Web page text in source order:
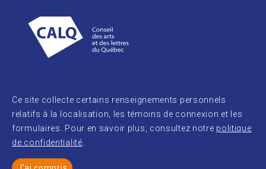
Ce site collecte certains renseignements personnels
relatifs à la localisation, les témoins de connexion et les
formulaires. Pour en savoir plus, consultez notre politique
de confidentialité.